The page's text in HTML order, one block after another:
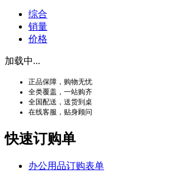
综合
销量
价格
加载中...
正品保障，购物无忧
全类覆盖，一站购齐
全国配送，送货到桌
在线客服，贴身顾问
快速订购单
办公用品订购表单